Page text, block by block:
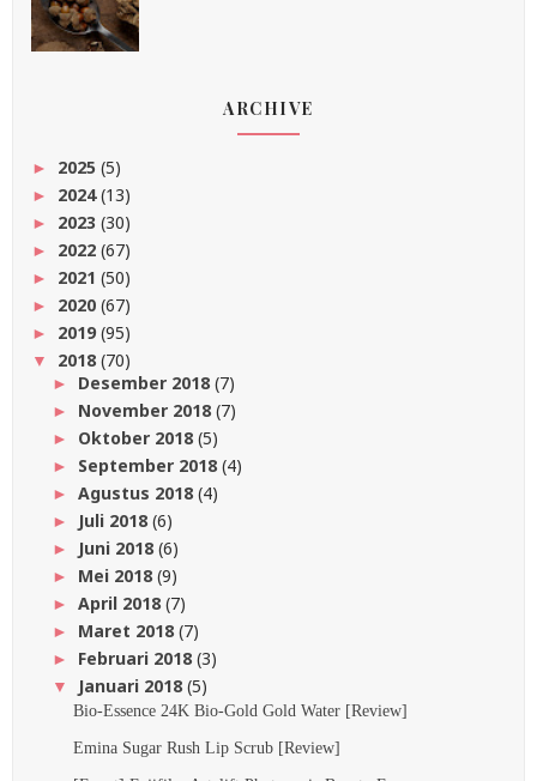
ARCHIVE
► 2025 (5)
► 2024(13)
► 2023 (30)
► 2022 (67)
► 2021 (50)
► 2020 (67)
► 2019(95)
▼ 2018 (70)
► Desember 2018 (7)
► November 2018 (7)
► Oktober 2018 (5)
► September 2018 (4)
► Agustus 2018 (4)
► Juli 2018 (6)
► Juni 2018 (6)
► Mei 2018 (9)
► April 2018 (7)
► Maret 2018 (7)
► Februari 2018 (3)
▼ Januari 2018 (5)
Bio-Essence 24K Bio-Gold Gold Water [Review]
Emina Sugar Rush Lip Scrub [Review]